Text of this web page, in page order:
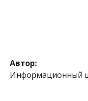
Автор:
Информационный